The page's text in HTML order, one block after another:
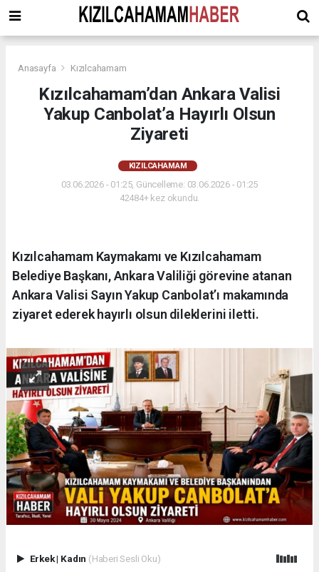
Anasayfa Kızılcahamam
Kızılcahamam’dan Ankara Valisi
Yakup Canbolat’a Hayırlı Olsun
Ziyareti
KIZILCAHAMAM
03.06.2026 - 01:25, Güncelleme: 03.06.2026 - 01:25
42484+ kez okundu.
Kızılcahamam Kaymakamı ve Kızılcahamam
Belediye Başkanı, Ankara Valiliği görevine atanan
Ankara Valisi Sayın Yakup Canbolat’ı makamında
ziyaret ederek hayırlı olsun dileklerini iletti.
Erkek| Kadın (Haberi Sesli Oku)